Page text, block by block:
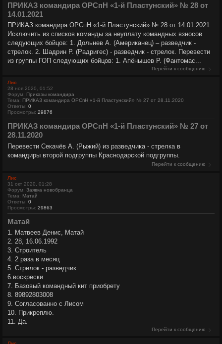
ПРИКАЗ командира ОРСпН «1-й Пластунский» № 28 от
14.01.2021
ПРИКАЗ командира ОРСпН «1-й Пластунский» № 28 от 14.01.2021
Исключить из списков команды за неуплату командных взносов
следующих бойцов: 1. Дольнев А. (Американец) – разведчик -
стрелок. 2. Шадрин Р. (Радригес) - разведчик - стрелок. Перевести
из группы ГОП следующих бойцов: 1. Апёнышев Р. (Фантомас...
Перейти к сообщению
Лис
28 ноя 2020, 01:52
Форум: Приказы командира
Тема: ПРИКАЗ командира ОРСпН «1-й Пластунский» № 27 от 28.11.2020
Ответы: 0
Просмотры: 29876
ПРИКАЗ командира ОРСпН «1-й Пластунский» № 27 от
28.11.2020
Перевести Секачёв А. (Рыжий) из разведчика - стрелка в
командиры второй подгруппы Краснодарской подгруппы.
Перейти к сообщению
Лис
31 окт 2020, 01:28
Форум: Заявка новобранца
Тема: Матай
Ответы: 0
Просмотры: 29863
Матай
1. Матвеев Денис, Матай
2. 28, 16.06.1992
3. Строитель
4. 2 раза в месяц
5. Стрелок - разведчик
6.воскрески
7. Базовый командный кит приобрету
8. 89892803008
9. Согласованно с Лисом
10. Прикреплю.
11. Да.
Перейти к сообщению